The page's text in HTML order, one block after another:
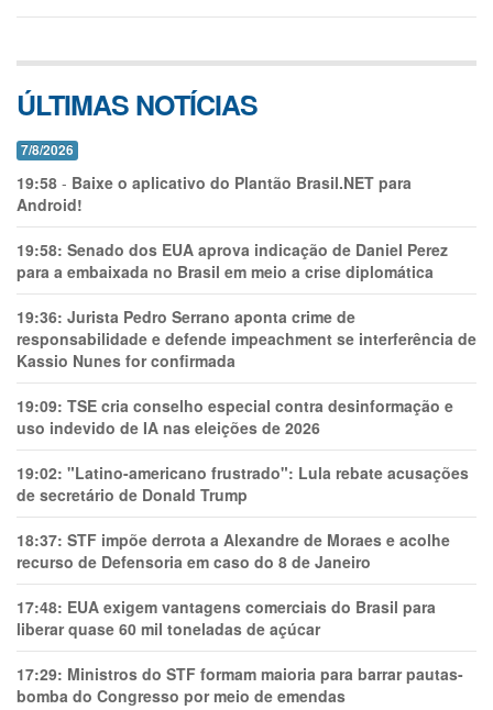
ÚLTIMAS NOTÍCIAS
7/8/2026
19:58 - Baixe o aplicativo do Plantão Brasil.NET para
Android!
19:58: Senado dos EUA aprova indicação de Daniel Perez
para a embaixada no Brasil em meio a crise diplomática
19:36: Jurista Pedro Serrano aponta crime de
responsabilidade e defende impeachment se interferência de
Kassio Nunes for confirmada
19:09: TSE cria conselho especial contra desinformação e
uso indevido de IA nas eleições de 2026
19:02: "Latino-americano frustrado": Lula rebate acusações
de secretário de Donald Trump
18:37: STF impõe derrota a Alexandre de Moraes e acolhe
recurso de Defensoria em caso do 8 de Janeiro
17:48: EUA exigem vantagens comerciais do Brasil para
liberar quase 60 mil toneladas de açúcar
17:29: Ministros do STF formam maioria para barrar pautas-
bomba do Congresso por meio de emendas